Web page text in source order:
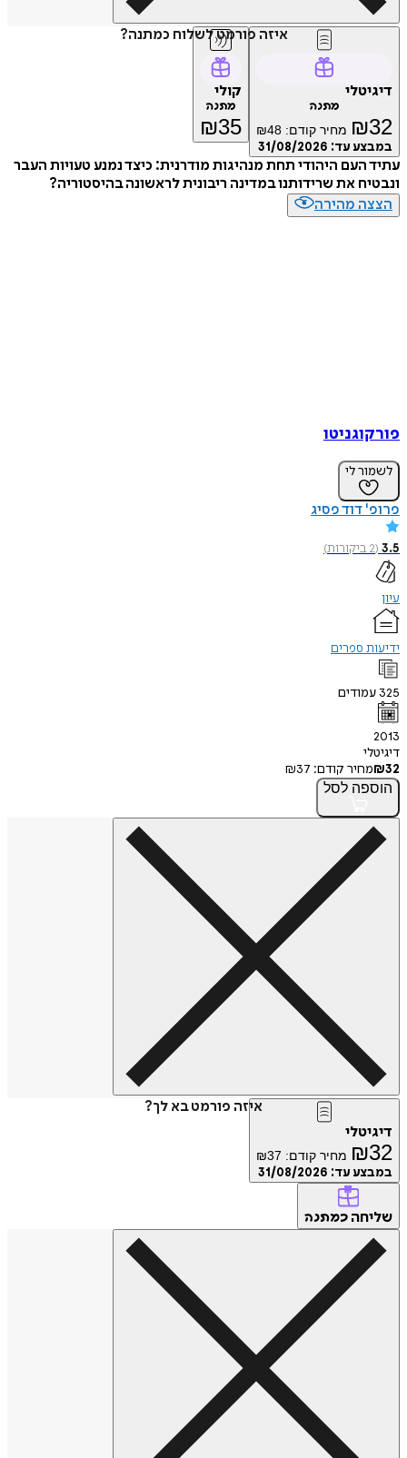
איזה פורמט לשלוח כמתנה?
דיגיטלי
מתנה
₪32 מחיר קודם: ₪48
במבצע עד: 31/08/2026
קולי
מתנה
₪35
עתיד העם היהודי תחת מנהיגות מודרנית: כיצד נמנע טעויות העבר
ונבטיח את שרידותנו במדינה ריבונית לראשונה בהיסטוריה?
הצצה מהירה
פורקוגניטו
לשמור לי
פרופ' דוד פסיג
3.5
(
2ביקורות)
עיון
ידיעות ספרים
325 עמודים
2013
דיגיטלי
₪32 מחיר קודם: ₪37
הוספה לסל
איזה פורמט בא לך?
דיגיטלי
₪32 מחיר קודם: ₪37
במבצע עד: 31/08/2026
שליחה כמתנה